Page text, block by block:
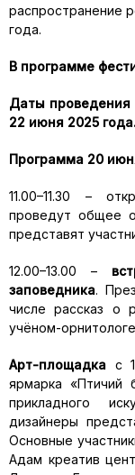
распространение
года.
В программе
Даты проведения
22 июня 2025 года.
Программа 20
11.00–11.30 –
проведут общее
представят
12.00–13.00 –
заповедника.
числе рассказ о
учёном-
Арт-площадка с
ярмарка «Птичий
прикладного
дизайнеры
Основные
Адам креатив